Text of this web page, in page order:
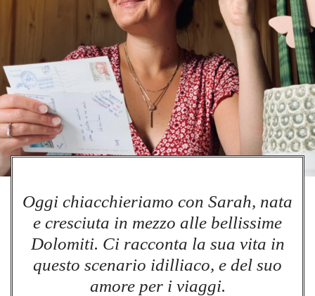
Oggi chiacchieriamo con Sarah, nata
e cresciuta in mezzo alle bellissime
Dolomiti. Ci racconta la sua vita in
questo scenario idilliaco, e del suo
amore per i viaggi.